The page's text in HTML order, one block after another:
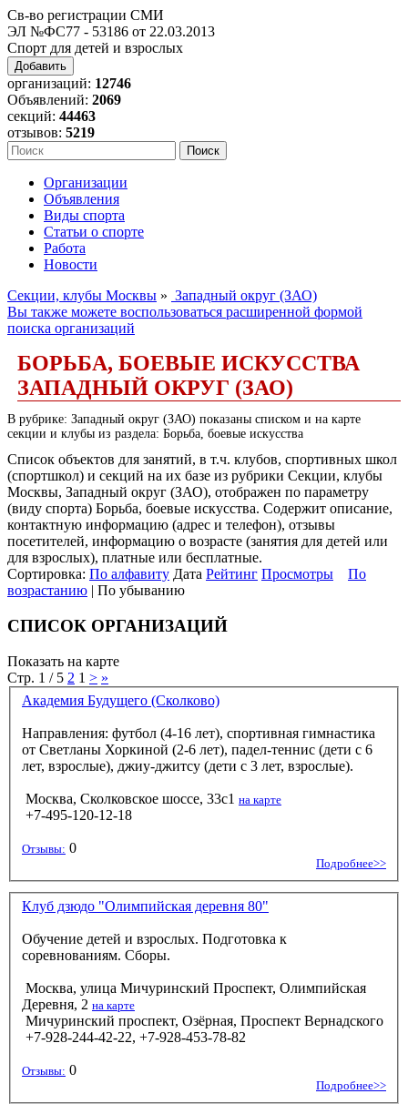
Св-во регистрации СМИ
ЭЛ №ФС77 - 53186 от 22.03.2013
Спорт для детей и взрослых
Добавить
организаций: 12746
Объявлений: 2069
секций: 44463
отзывов: 5219
Организации
Объявления
Виды спорта
Статьи о спорте
Работа
Новости
Секции, клубы Москвы » Западный округ (ЗАО)
Вы также можете воспользоваться расширенной формой
поиска организаций
БОРЬБА, БОЕВЫЕ ИСКУССТВА
ЗАПАДНЫЙ ОКРУГ (ЗАО)
В рубрике: Западный округ (ЗАО) показаны списком и на карте
секции и клубы из раздела: Борьба, боевые искусства
Список объектов для занятий, в т.ч. клубов, спортивных школ
(спортшкол) и секций на их базе из рубрики Секции, клубы
Москвы, Западный округ (ЗАО), отображен по параметру
(виду спорта) Борьба, боевые искусства. Содержит описание,
контактную информацию (адрес и телефон), отзывы
посетителей, информацию о возрасте (занятия для детей или
для взрослых), платные или бесплатные.
Сортировка: По алфавиту Дата Рейтинг Просмотры
По
возрастанию | По убыванию
СПИСОК ОРГАНИЗАЦИЙ
Показать на карте
Стр. 1 / 5 2 1 > »
Академия Будущего (Сколково)
Направления: футбол (4-16 лет), спортивная гимнастика
от Светланы Хоркиной (2-6 лет), падел-теннис (дети с 6
лет, взрослые), джиу-джитсу (дети с 3 лет, взрослые).
Москва, Сколковское шоссе, 33с1 на карте
+7-495-120-12-18
Отзывы: 0
Подробнее>>
Клуб дзюдо "Олимпийская деревня 80"
Обучение детей и взрослых. Подготовка к
соревнованиям. Сборы.
Москва, улица Мичуринский Проспект, Олимпийская
Деревня, 2 на карте
Мичуринский проспект, Озёрная, Проспект Вернадского
+7-928-244-42-22, +7-928-453-78-82
Отзывы: 0
Подробнее>>